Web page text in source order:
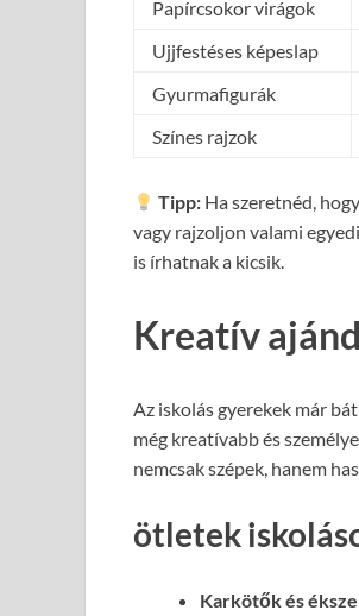
Papírcsokor virágok
Ujjfestéses képeslap
Gyurmafigurák
Színes rajzok
Tipp: Ha szeretnéd,
vagy rajzoljon valami
is írhatnak a kicsik.
Kreatív
Az iskolás gyerekek már
még kreatívabb és
nemcsak szépek, hanem
ötletek
Karkötők és